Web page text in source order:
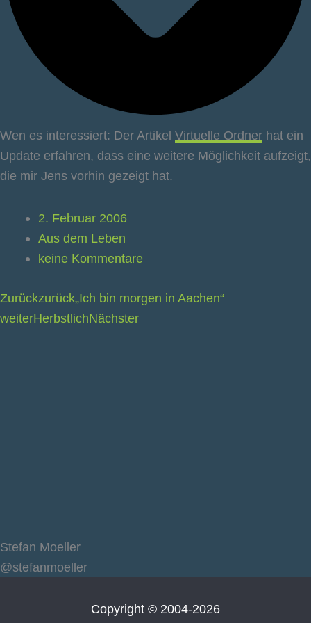
Wen es interessiert: Der Artikel Virtuelle Ordner hat ein
Update erfahren, dass eine weitere Möglichkeit aufzeigt,
die mir Jens vorhin gezeigt hat.
2. Februar 2006
Aus dem Leben
keine Kommentare
Zurückzurück„Ich bin morgen in Aachen“
weiterHerbstlichNächster
Stefan Moeller
@stefanmoeller
Copyright © 2004-2026